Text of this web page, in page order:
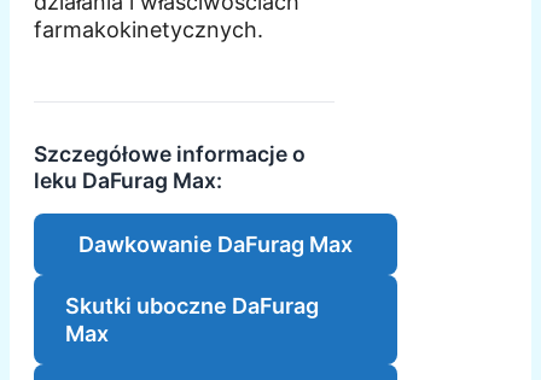
farmakokinetycznych.
Szczegółowe informacje o
leku DaFurag Max:
Dawkowanie DaFurag Max
Skutki uboczne DaFurag
Max